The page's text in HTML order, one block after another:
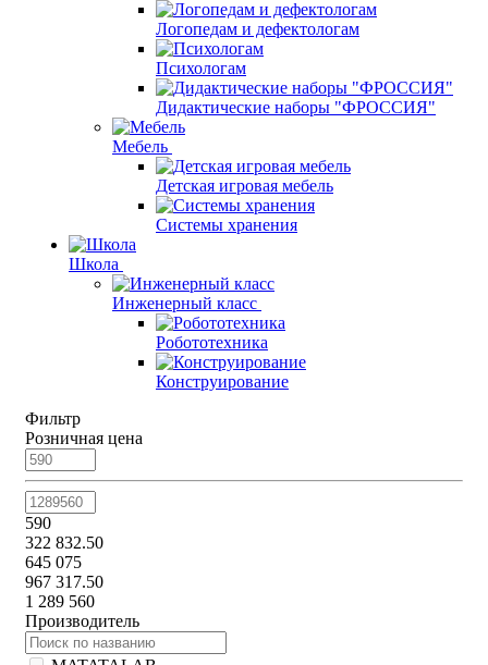
Логопедам и дефектологам
Психологам
Дидактические наборы "ФРОССИЯ"
Мебель
Детская игровая мебель
Системы хранения
Школа
Инженерный класс
Робототехника
Конструирование
Фильтр
Розничная цена
590
322 832.50
645 075
967 317.50
1 289 560
Производитель